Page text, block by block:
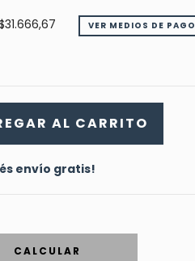
VER MEDIOS DE PAGO
envío gratis!
CALCULAR